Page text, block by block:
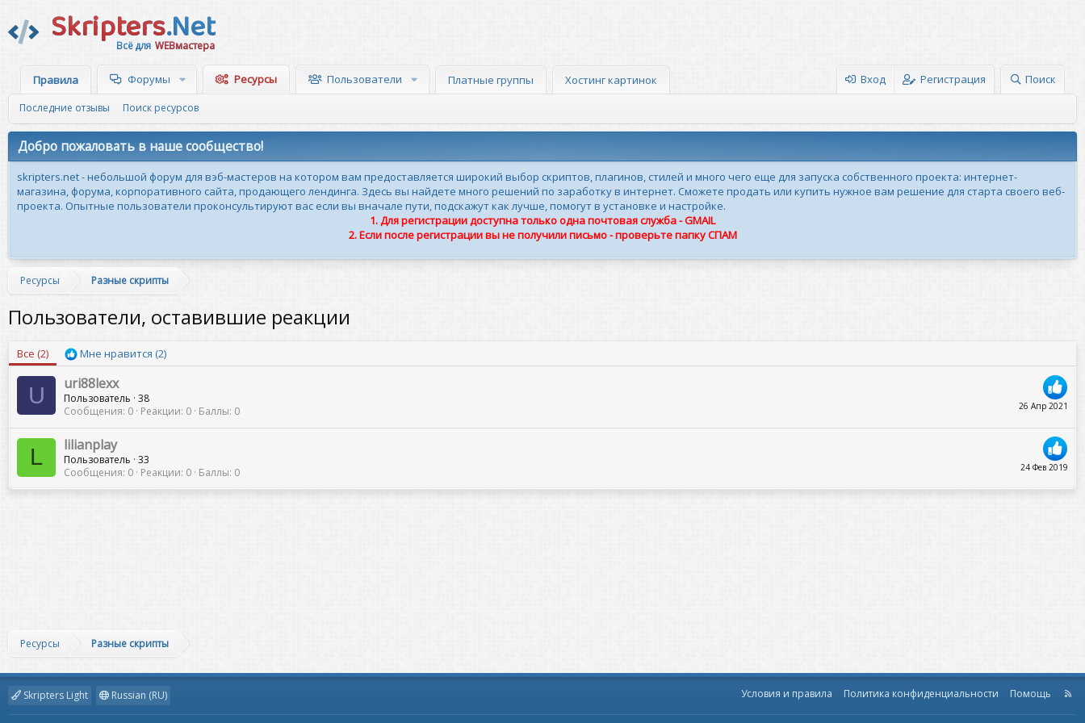
Skripters.Net
Всё для WEBмастера
Правила Форумы Ресурсы Пользователи Платные группы Хостинг картинок Вход Регистрация Поиск
Последние отзывы Поиск ресурсов
Добро пожаловать в наше сообщество!
skripters.net - небольшой форум для вэб-мастеров на котором вам предоставляется широкий выбор скриптов, плагинов, стилей и много чего еще для запуска собственного проекта: интернет-
магазина, форума, корпоративного сайта, продающего лендинга. Здесь вы найдете много решений по заработку в интернет. Сможете продать или купить нужное вам решение для старта своего веб-
проекта. Опытные пользователи проконсультируют вас если вы вначале пути, подскажут как лучше, помогут в установке и настройке.
1. Для регистрации доступна только одна почтовая служба - GMAIL
2. Если после регистрации вы не получили письмо - проверьте папку СПАМ
Ресурсы Разные скрипты
Пользователи, оставившие реакции
Все (2) Мне нравится (2)
U 26 Апр 2021
uri88lexx
Пользователь · 38
Сообщения 0 Реакции 0 Баллы 0
L 24 Фев 2019
lilianplay
Пользователь · 33
Сообщения 0 Реакции 0 Баллы 0
Ресурсы Разные скрипты
Skripters Light Russian (RU) Условия и правила Политика конфиденциальности Помощь
R